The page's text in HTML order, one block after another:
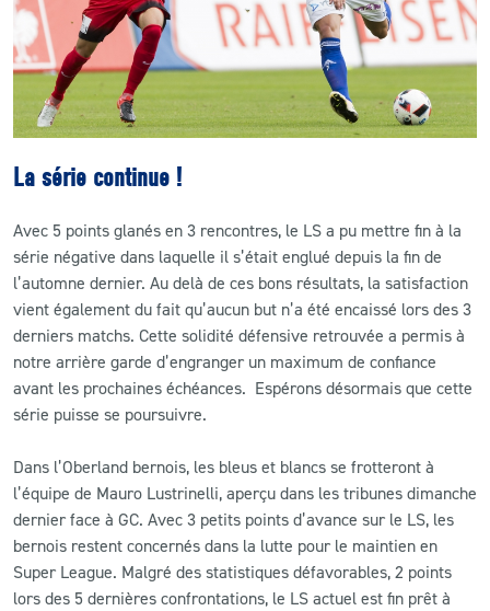
CONTACT
ACTUALITÉS
LS ACADEMY CAMPS
MATCH DES CELEBRITES
PRESSE ET MEDIAS
La série continue !
Avec 5 points glanés en 3 rencontres, le LS a pu mettre fin à la
série négative dans laquelle il s’était englué depuis la fin de
l’automne dernier. Au delà de ces bons résultats, la satisfaction
vient également du fait qu’aucun but n’a été encaissé lors des 3
derniers matchs. Cette solidité défensive retrouvée a permis à
notre arrière garde d’engranger un maximum de confiance
avant les prochaines échéances. Espérons désormais que cette
série puisse se poursuivre.
Dans l’Oberland bernois, les bleus et blancs se frotteront à
l’équipe de Mauro Lustrinelli, aperçu dans les tribunes dimanche
dernier face à GC. Avec 3 petits points d’avance sur le LS, les
bernois restent concernés dans la lutte pour le maintien en
Super League. Malgré des statistiques défavorables, 2 points
lors des 5 dernières confrontations, le LS actuel est fin prêt à